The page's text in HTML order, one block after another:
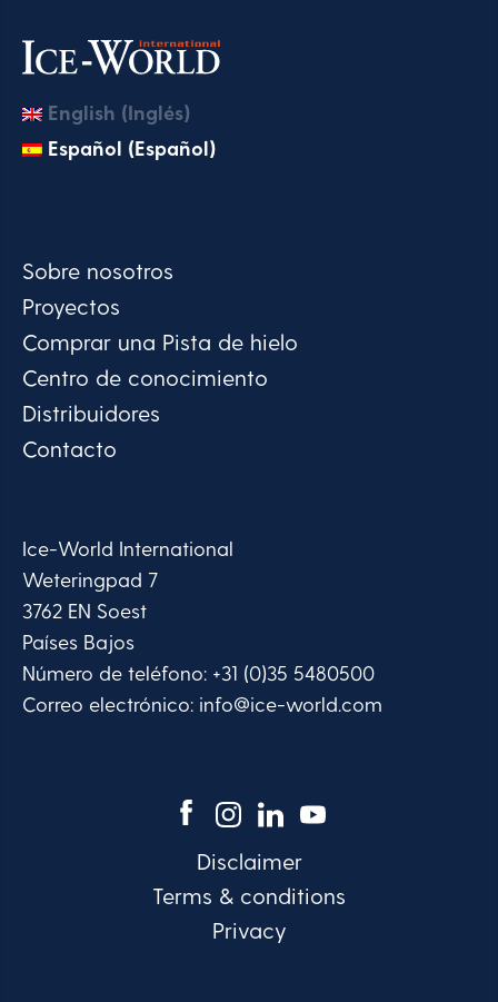
English (Inglés)
Español (Español)
Sobre nosotros
Proyectos
Comprar una Pista de hielo
Centro de conocimiento
Distribuidores
Contacto
Ice-World International
Weteringpad 7
3762 EN Soest
Países Bajos
Número de teléfono: +31 (0)35 5480500
Correo electrónico: info@ice-world.com
Disclaimer
Terms & conditions
Privacy